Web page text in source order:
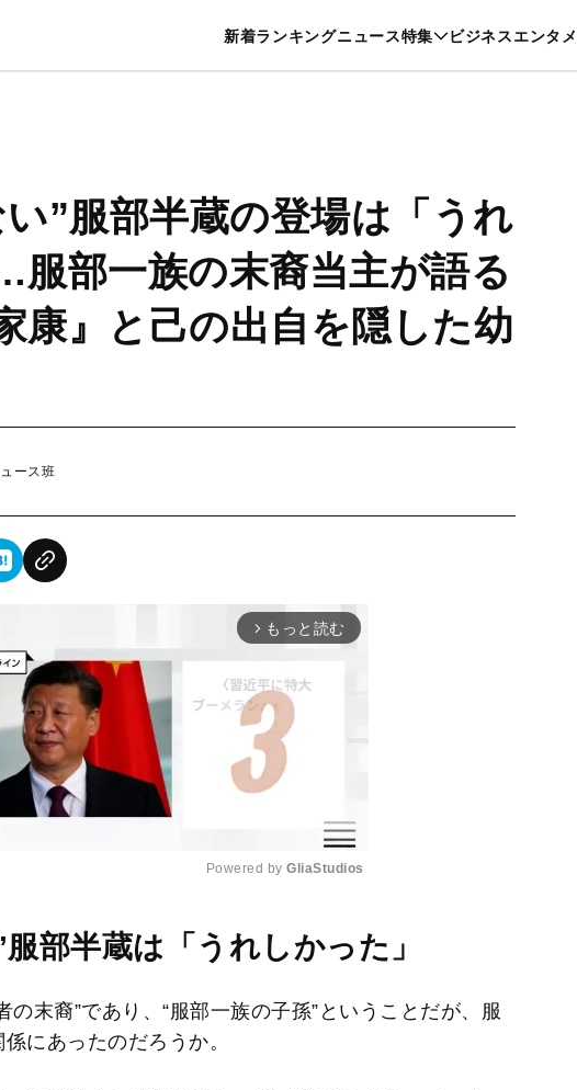
新着ランキングニュース特集 ビジネスエンタメ
暮らし スポーツ ヘルスケア 美容 グルメ
”服部半蔵の登場は「うれ
服部一族の末裔当主が語る
康』と己の出自を隠した幼
ース班
arrow_forward_ios もっと読む
u
e
Powered by GliaStudios
部半蔵は「うれしかった」
の末裔”であり、“服部一族の子孫”ということだが、服
にあったのだろうか。